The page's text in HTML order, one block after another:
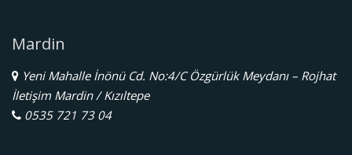
Mardin
Yeni Mahalle İnönü Cd. No:4/C Özgürlük Meydanı – Rojhat
İletişim Mardin / Kızıltepe
0535 721 73 04